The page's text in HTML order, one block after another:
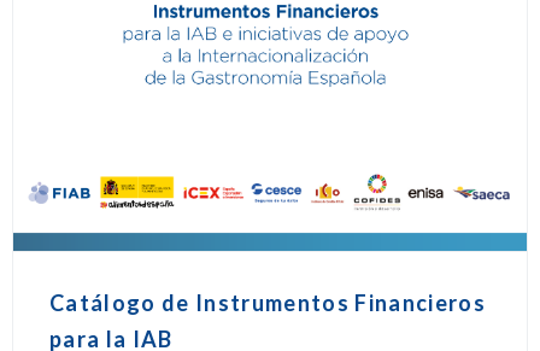
Catálogo de Instrumentos Financieros
para la IAB